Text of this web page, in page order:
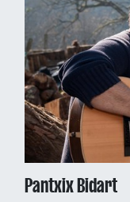
Pantxix Bidart